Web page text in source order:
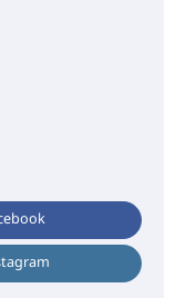
നിന്നും
കെ യുടെ
പൊരുതി